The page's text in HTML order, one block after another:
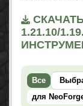
1.21.10/
Все
для